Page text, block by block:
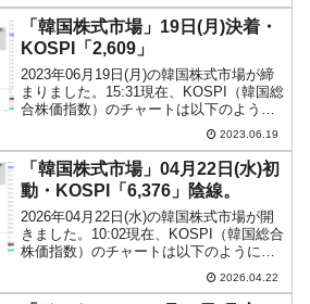
『Investing.com』より引用）。短いなが
らも陽...
「韓国株式市場」19日(月)決着・
KOSPI「2,609」
2023年06月19日(月)の韓国株式市場が締
まりました。15:31現在、KOSPI（韓国総
合株価指数）のチャートは以下のように
『Investing.com』より引用）。投資家別
売買動向は以下です。⇒データ引用元：
『...
2023.06.19
「韓国株式市場」04月22日(水)初
動・KOSPI「6,376」陰線。
2026年04月22日(水)の韓国株式市場が開
きました。10:02現在、KOSPI（韓国総合
株価指数）のチャートは以下のようにな
『Investing.com』より引用）。微妙な始
2026.04.22